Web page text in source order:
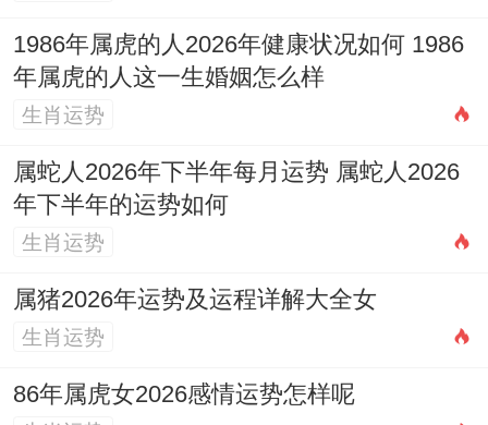
1986年属虎的人2026年健康状况如何 1986
年属虎的人这一生婚姻怎么样
生肖运势
属蛇人2026年下半年每月运势 属蛇人2026
年下半年的运势如何
生肖运势
属猪2026年运势及运程详解大全女
生肖运势
86年属虎女2026感情运势怎样呢